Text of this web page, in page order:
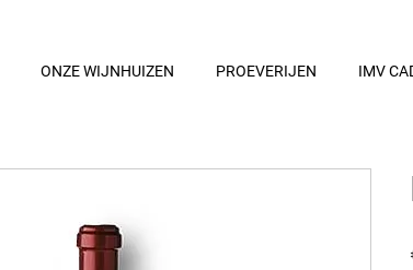
ONZE WIJNHUIZEN PROEVERIJEN IMV